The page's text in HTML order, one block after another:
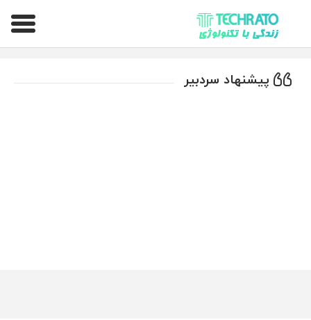
تکراتو – زندگی با تکنولوژی
پیشنهاد سردبیر